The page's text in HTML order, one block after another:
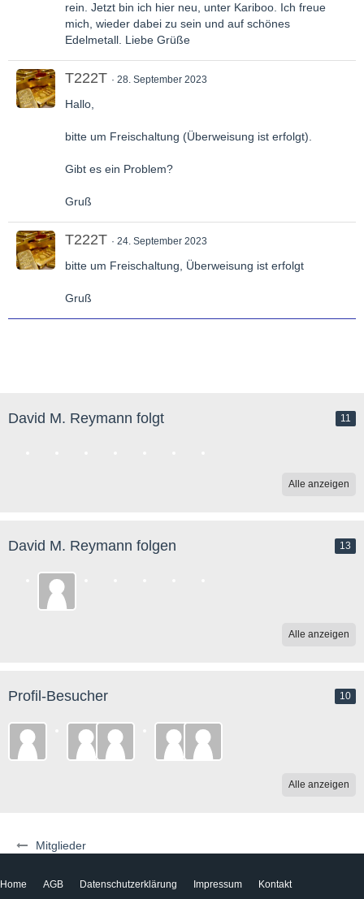
Mitglieder
rein. Jetzt bin ich hier neu, unter Kariboo. Ich freue
mich, wieder dabei zu sein und auf schönes
Edelmetall. Liebe Grüße
T222T 28. September 2023
Hallo,
bitte um Freischaltung (Überweisung ist erfolgt).
Gibt es ein Problem?
Gruß
T222T 24. September 2023
bitte um Freischaltung, Überweisung ist erfolgt
Gruß
David M. Reymann folgt 11
Alle anzeigen
David M. Reymann folgen 13
Alle anzeigen
Profil-Besucher 10
Alle anzeigen
Home AGB Datenschutzerklärung Impressum Kontakt